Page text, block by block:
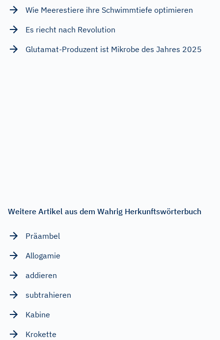
Wie Meerestiere ihre Schwimmtiefe optimieren
Es riecht nach Revolution
Glutamat-Produzent ist Mikrobe des Jahres 2025
Weitere Artikel aus dem Wahrig Herkunftswörterbuch
Präambel
Allogamie
addieren
subtrahieren
Kabine
Krokette